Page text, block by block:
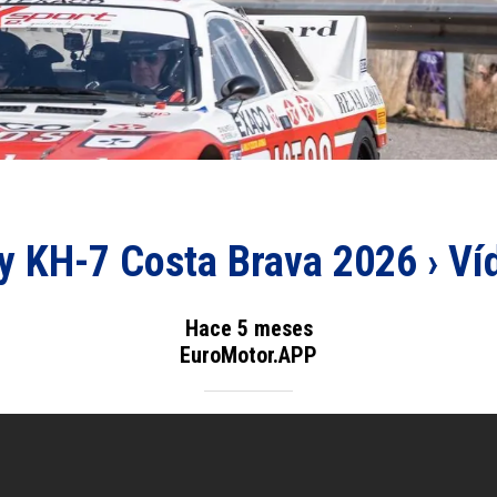
KH-7 Costa Brava 2026 ›
Hace 5 meses
EuroMotor.APP